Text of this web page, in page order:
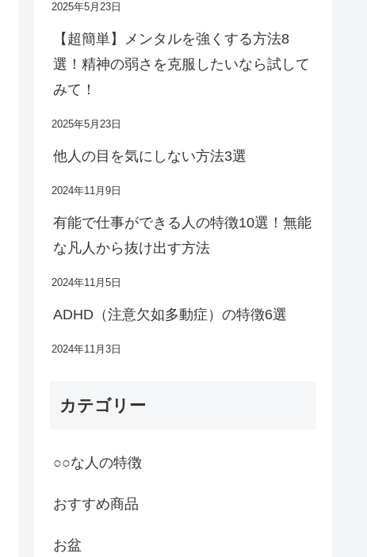
2025年5月23日
【超簡単】メンタルを強くする方法8
選！精神の弱さを克服したいなら試して
みて！
2025年5月23日
他人の目を気にしない方法3選
2024年11月9日
有能で仕事ができる人の特徴10選！無能
な凡人から抜け出す方法
2024年11月5日
ADHD（注意欠如多動症）の特徴6選
2024年11月3日
カテゴリー
○○な人の特徴
おすすめ商品
お盆